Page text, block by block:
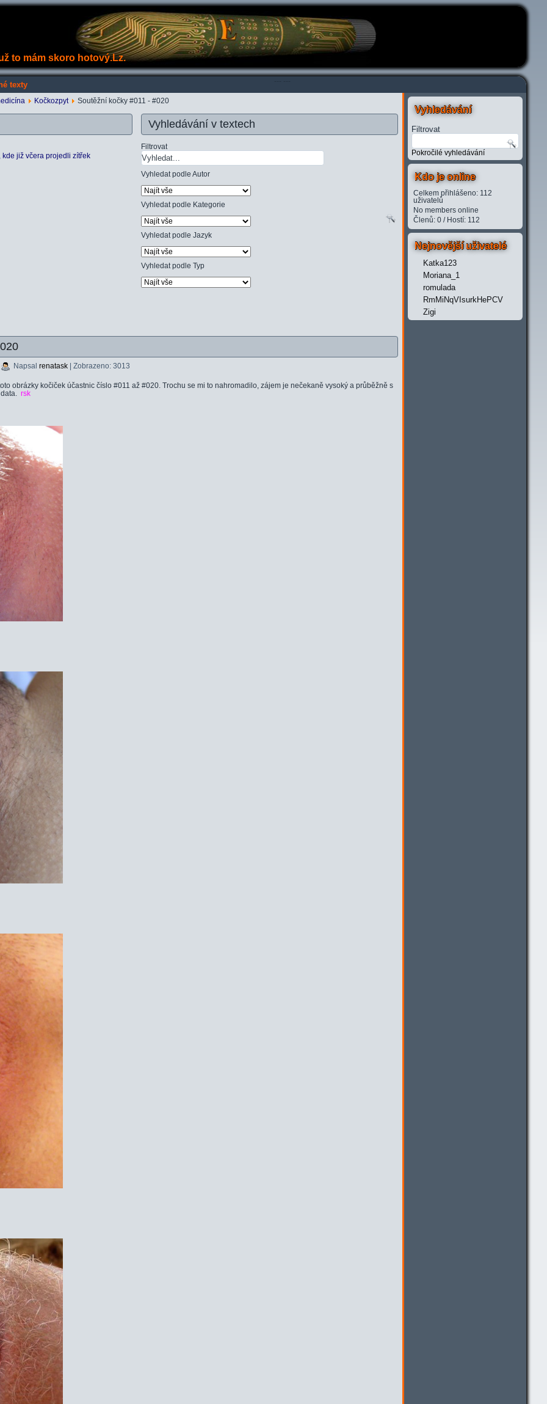
to mám skoro hotový.Lz.
texty
Kočkozpyt Soutěžní kočky #011 - #020
kde již včera projedli zítřek
Vyhledávání v textech
Filtrovat
Vyhledat podle Autor
Vyhledat podle Kategorie
Vyhledat podle Jazyk
Vyhledat podle Typ
Napsal renatask| Zobrazeno: 3013
obrázky kočiček účastnic číslo #011 až #020. Trochu se mi to nahromadilo, zájem je nečekaně vysoký a průběžně s
rsk
Vyhledávání
Filtrovat
Pokročilé vyhledávání
Kdo je online
Celkem přihlášeno: 112
uživatelů
No members online
Členů: 0 / Hostí: 112
Nejnovější uživatelé
Katka123
Moriana_1
romulada
RmMiNqVIsurkHePCV
Zigi